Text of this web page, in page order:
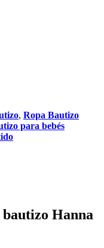
, Ropa Bautizo
para bebés
Hanna